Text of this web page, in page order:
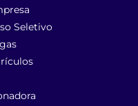
Seletivo